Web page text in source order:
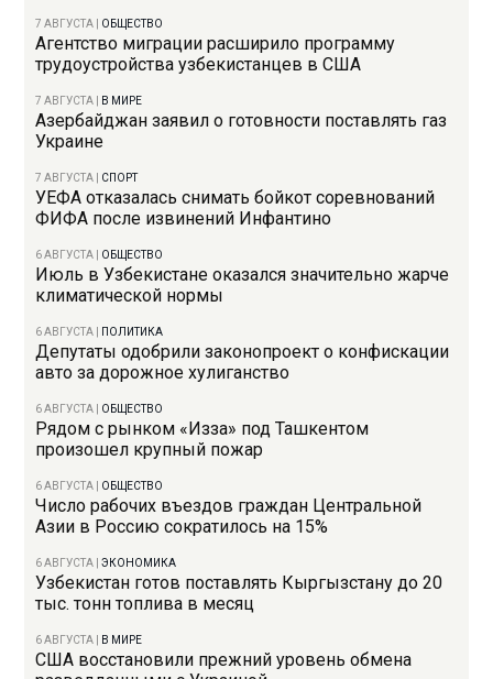
7 АВГУСТА ОБЩЕСТВО
Агентство миграции расширило программу
трудоустройства узбекистанцев в США
7 АВГУСТА В МИРЕ
Азербайджан заявил о готовности поставлять газ
Украине
7 АВГУСТА СПОРТ
УЕФА отказалась снимать бойкот соревнований
ФИФА после извинений Инфантино
6 АВГУСТА ОБЩЕСТВО
Июль в Узбекистане оказался значительно жарче
климатической нормы
6 АВГУСТА ПОЛИТИКА
Депутаты одобрили законопроект о конфискации
авто за дорожное хулиганство
6 АВГУСТА ОБЩЕСТВО
Рядом с рынком «Изза» под Ташкентом
произошел крупный пожар
6 АВГУСТА ОБЩЕСТВО
Число рабочих въездов граждан Центральной
Азии в Россию сократилось на 15%
6 АВГУСТА |ЭКОНОМИКА
Узбекистан готов поставлять Кыргызстану до 20
тыс. тонн топлива в месяц
6 АВГУСТА В МИРЕ
США восстановили прежний уровень обмена